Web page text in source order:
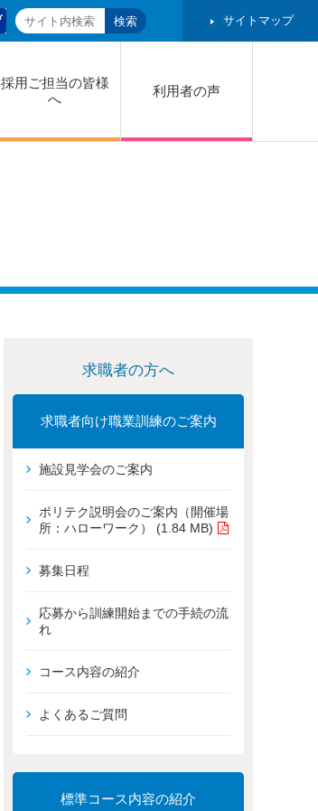
サイトマップ
採用ご担当の皆様
へ
利用者の声
求職者の方へ
求職者向け職業訓練のご案内
施設見学会のご案内
ポリテク説明会のご案内（開催場
所：ハローワーク） (1.84 MB)
募集日程
応募から訓練開始までの手続の流
れ
コース内容の紹介
よくあるご質問
標準コース内容の紹介